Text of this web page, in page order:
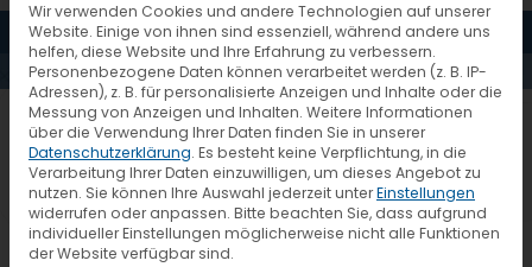
MENÜ
PRESSEMELDUNGEN
Spedition 2000 tritt zum 1. Juli
VTL bei
Zentralhub in Fulda wird erweitert
Wir verwenden Cookies und andere Technologien auf unserer
Website. Einige von ihnen sind essenziell, während andere uns
helfen, diese Website und Ihre Erfahrung zu verbessern.
Personenbezogene Daten können verarbeitet werden (z. B. IP-
Adressen), z. B. für personalisierte Anzeigen und Inhalte oder die
Messung von Anzeigen und Inhalten. Weitere Informationen
über die Verwendung Ihrer Daten finden Sie in unserer
Datenschutzerklärung. Es besteht keine Verpflichtung, in die
Verarbeitung Ihrer Daten einzuwilligen, um dieses Angebot zu
nutzen. Sie können Ihre Auswahl jederzeit unterEinstellungen
widerrufen oder anpassen. Bitte beachten Sie, dass aufgrund
individueller Einstellungen möglicherweise nicht alle Funktionen
der Website verfügbar sind.